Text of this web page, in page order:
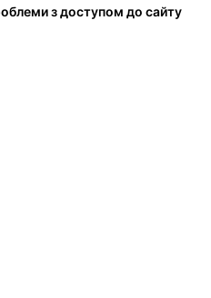
з доступом до сайту